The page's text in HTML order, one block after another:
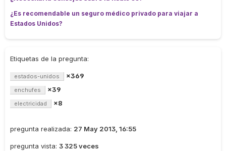
¿Es recomendable un seguro médico privado para viajar a
Estados Unidos?
Etiquetas de la pregunta:
estados-unidos ×369
enchufes ×39
electricidad ×8
pregunta realizada: 27 May 2013, 16:55
pregunta vista: 3 325 veces